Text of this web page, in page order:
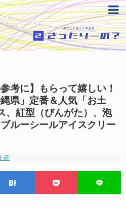
考に】もらって嬉しい！
県」定番＆人気「お土
紅型（びんがた）、泡
ルーシールアイスクリー
産